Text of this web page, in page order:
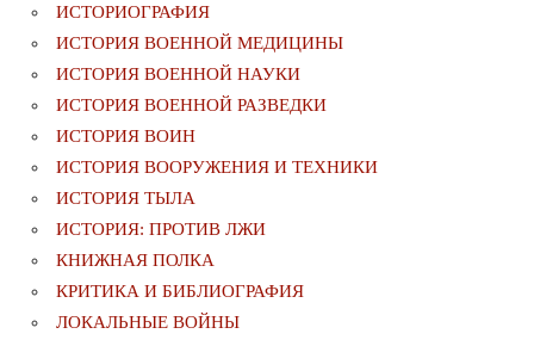
ИСТОРИОГРАФИЯ
ИСТОРИЯ ВОЕННОЙ МЕДИЦИНЫ
ИСТОРИЯ ВОЕННОЙ НАУКИ
ИСТОРИЯ ВОЕННОЙ РАЗВЕДКИ
ИСТОРИЯ ВОИН
ИСТОРИЯ ВООРУЖЕНИЯ И ТЕХНИКИ
ИСТОРИЯ ТЫЛА
ИСТОРИЯ: ПРОТИВ ЛЖИ
КНИЖНАЯ ПОЛКА
КРИТИКА И БИБЛИОГРАФИЯ
ЛОКАЛЬНЫЕ ВОЙНЫ